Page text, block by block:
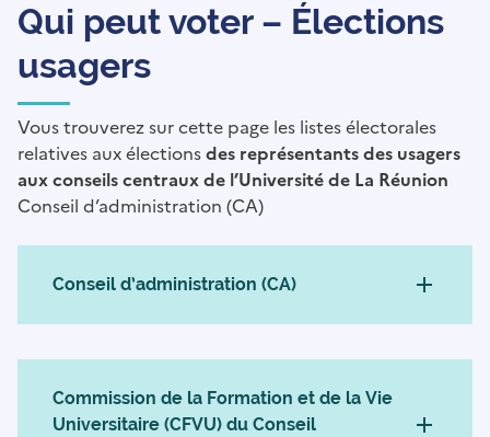
Qui peut voter – Élections
usagers
Vous trouverez sur cette page les listes électorales
relatives aux électionsdes représentants des usagers
aux conseils centraux de l’Université de La Réunion
Conseil d’administration (CA)
Conseil d’administration (CA)
Commission de la Formation et de la Vie
Universitaire (CFVU) du Conseil